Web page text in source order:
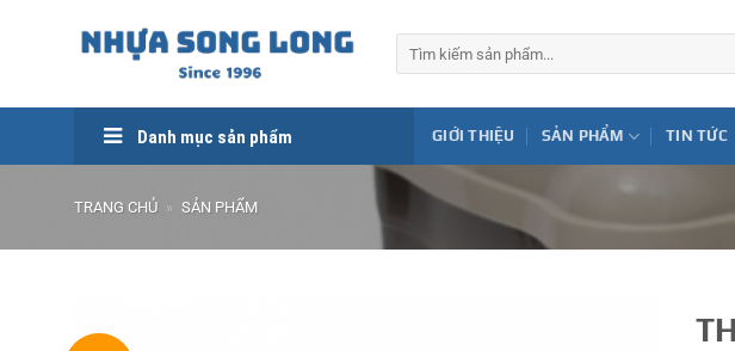
Danh mục sản phẩm GIỚI THIỆU SẢN PHẨM TIN TỨC
TRANG CHỦ » SẢN PHẨM